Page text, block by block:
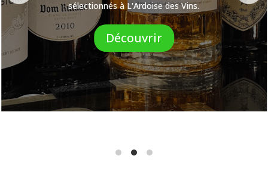
L'Ardoise des Vins.
Découvrir